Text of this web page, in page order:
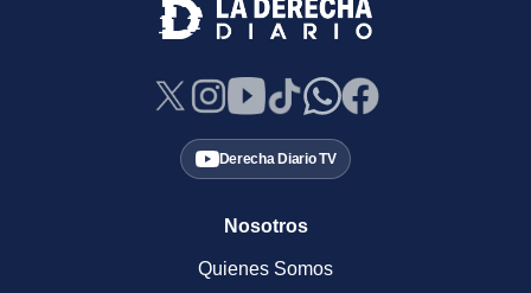
Derecha Diario TV
Nosotros
Quienes Somos